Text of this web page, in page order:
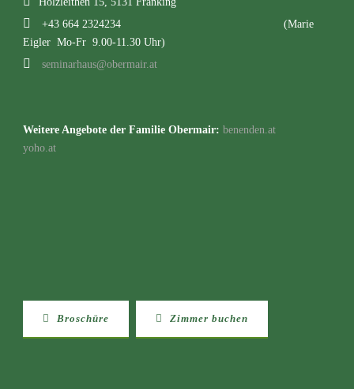
+43 664 2324234
(Marie
Eigler Mo-Fr 9.00-11.30 Uhr)
seminarhaus@obermair.at
Weitere Angebote der Familie Obermair: benenden.at
yoho.at
Broschüre Zimmer buchen